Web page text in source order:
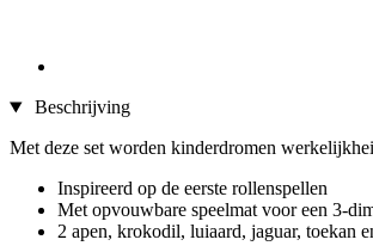
Beschrijving
Met deze set worden kinderdromen
Inspireerd op de eerste rollenspellen
Met opvouwbare speelmat voor een 3-
2 apen, krokodil, luiaard, jaguar, toekan